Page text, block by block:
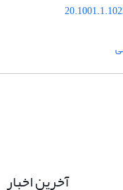
آخرین اخبار